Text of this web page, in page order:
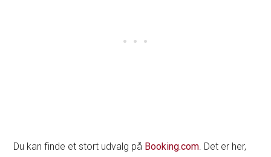
Du kan finde et stort udvalg på Booking.com. Det er her,